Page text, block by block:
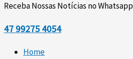
Receba Nossas Notícias no Whatsapp
47 99275 4054
Home